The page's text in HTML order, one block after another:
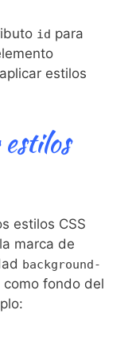
id para​
estilos
estilos CSS
marca de
background-
⁢como fondo del